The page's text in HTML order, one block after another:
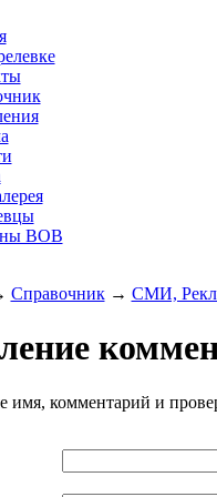
ВОВ
Справочник→ СМИ,
имя, комментарий и